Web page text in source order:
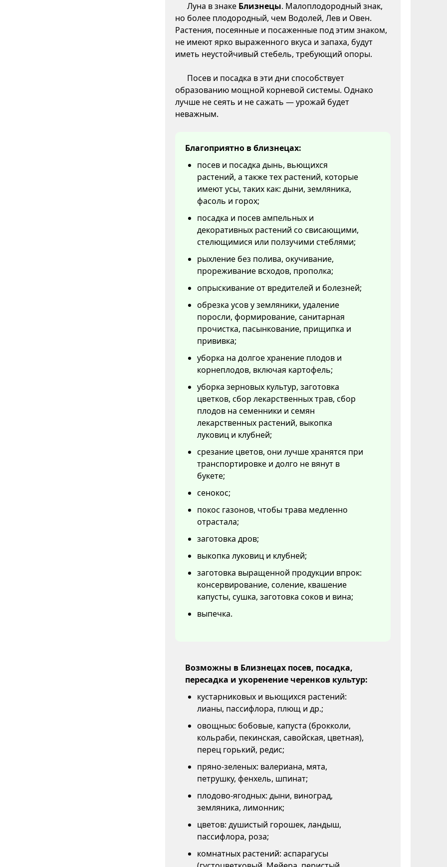
Луна в знаке Близнецы. Малоплодородный знак,
но более плодородный, чем Водолей, Лев и Овен.
Растения, посеянные и посаженные под этим знаком,
не имеют ярко выраженного вкуса и запаха, будут
иметь неустойчивый стебель, требующий опоры.
Посев и посадка в эти дни способствует
образованию мощной корневой системы. Однако
лучше не сеять и не сажать — урожай будет
неважным.
Благоприятно в близнецах:
посев и посадка дынь, вьющихся
растений, а также тех растений, которые
имеют усы, таких как: дыни, земляника,
фасоль и горох;
посадка и посев ампельных и
декоративных растений со свисающими,
стелющимися или ползучими стеблями;
рыхление без полива, окучивание,
прореживание всходов, прополка;
опрыскивание от вредителей и болезней;
обрезка усов у земляники, удаление
поросли, формирование, санитарная
прочистка, пасынкование, прищипка и
прививка;
уборка на долгое хранение плодов и
корнеплодов, включая картофель;
уборка зерновых культур, заготовка
цветков, сбор лекарственных трав, сбор
плодов на семенники и семян
лекарственных растений, выкопка
луковиц и клубней;
срезание цветов, они лучше хранятся при
транспортировке и долго не вянут в
букете;
сенокос;
покос газонов, чтобы трава медленно
отрастала;
заготовка дров;
выкопка луковиц и клубней;
заготовка выращенной продукции впрок:
консервирование, соление, квашение
капусты, сушка, заготовка соков и вина;
выпечка.
Возможны в Близнецах посев, посадка,
пересадка и укоренение черенков культур:
кустарниковых и вьющихся растений:
лианы, пассифлора, плющ и др.;
овощных: бобовые, капуста (брокколи,
кольраби, пекинская, савойская, цветная),
перец горький, редис;
пряно-зеленых: валериана, мята,
петрушку, фенхель, шпинат;
плодово-ягодных: дыни, виноград,
земляника, лимонник;
цветов: душистый горошек, ландыш,
пассифлора, роза;
комнатных растений: аспарагусы